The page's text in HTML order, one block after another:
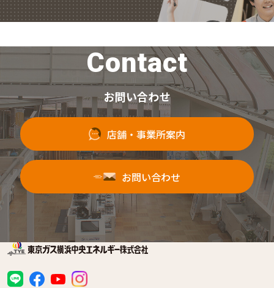
Contact
お問い合わせ
店舗・事業所案内
お問い合わせ